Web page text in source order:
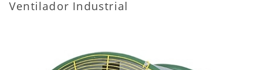
Ventilador Industrial